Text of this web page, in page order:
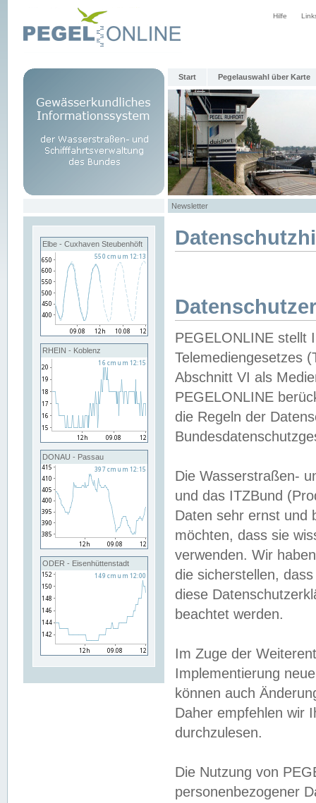
Hilfe
Start Pegelauswahl über Karte
Newsletter
Elbe - Cuxhaven Steubenhöft
RHEIN - Koblenz
DONAU - Passau
ODER - Eisenhüttenstadt
PEGELONLINE stellt
Telemediengesetzes
Abschnitt VI als
PEGELONLINE
die Regeln der
Die Wasserstraßen-
und das ITZBund
Daten sehr ernst und
möchten, dass sie
verwenden. Wir
die sicherstellen,
diese
beachtet werden.
Im Zuge der
Implementierung
können auch
Daher empfehlen wir
durchzulesen.
Die Nutzung von
personenbezogener